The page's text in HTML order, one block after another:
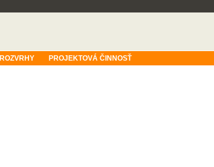
ROZVRHY PROJEKTOVÁ ČINNOSŤ